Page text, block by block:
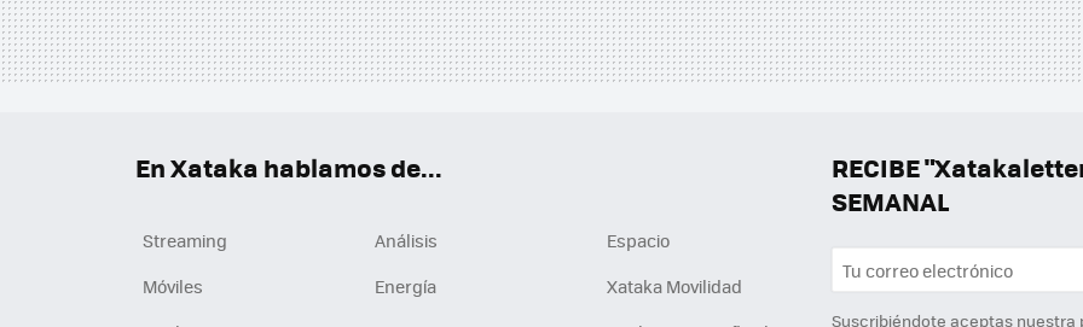
RECIBE
SEMANAL
Suscribiéndote aceptas nuestra
En Xataka hablamos de...
Streaming Análisis
Espacio
Móviles
Energía
Xataka Movilidad